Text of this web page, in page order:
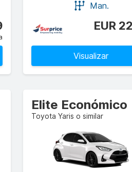
Man.
EUR
Visualizar
Elite Económico
Toyota Yaris o similar